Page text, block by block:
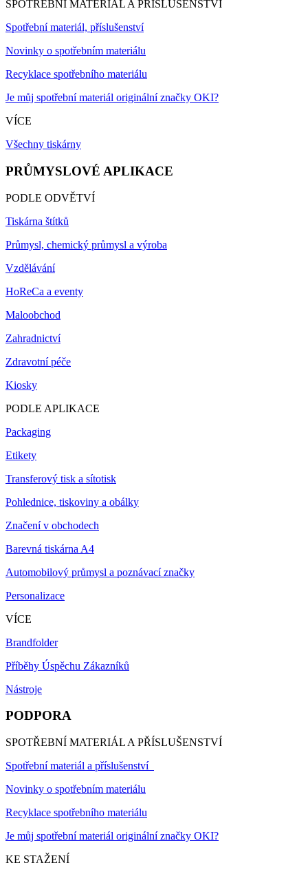
SPOTŘEBNÍ MATERIÁL A PŘÍSLUŠENSTVÍ
Spotřební materiál, příslušenství
Novinky o spotřebním materiálu
Recyklace spotřebního materiálu
Je můj spotřební materiál originální značky OKI?
VÍCE
Všechny tiskárny
PRŮMYSLOVÉ APLIKACE
PODLE ODVĚTVÍ
Tiskárna štítků
Průmysl, chemický průmysl a výroba
Vzdělávání
HoReCa a eventy
Maloobchod
Zahradnictví
Zdravotní péče
Kiosky
PODLE APLIKACE
Packaging
Etikety
Transferový tisk a sítotisk
Pohlednice, tiskoviny a obálky
Značení v obchodech
Barevná tiskárna A4
Automobilový průmysl a poznávací značky
Personalizace
VÍCE
Brandfolder
Příběhy Úspěchu Zákazníků
Nástroje
PODPORA
SPOTŘEBNÍ MATERIÁL A PŘÍSLUŠENSTVÍ
Spotřební materiál a příslušenství
Novinky o spotřebním materiálu
Recyklace spotřebního materiálu
Je můj spotřební materiál originální značky OKI?
KE STAŽENÍ